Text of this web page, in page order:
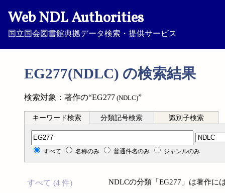
Web NDL Authorities
国立国会図書館典拠データ検索・提供サービス
EG277(NDLC) の検索結果
検索対象：著作の“EG277 (NDLC)”
キーワード検索 分類記号検索 識別子検索
分類記号検索
すべて 名称のみ 普通件名のみ ジャンルのみ
すべて (4 件)
NDLCの分類「EG277」は著作に